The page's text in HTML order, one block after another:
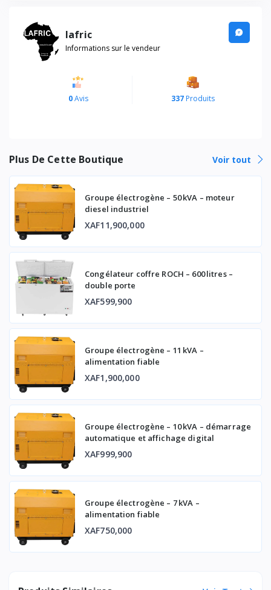
lafric
Informations sur le vendeur
0Avis 337Produits
Plus De Cette Boutique Voir tout
Groupe électrogène – 50 kVA – moteur
diesel industriel
XAF11,900,000
Congélateur coffre ROCH – 600 litres –
double porte
XAF599,900
Groupe électrogène – 11 kVA –
alimentation fiable
XAF1,900,000
Groupe électrogène – 10 kVA – démarrage
automatique et affichage digital
XAF999,900
Groupe électrogène – 7 kVA –
alimentation fiable
XAF750,000